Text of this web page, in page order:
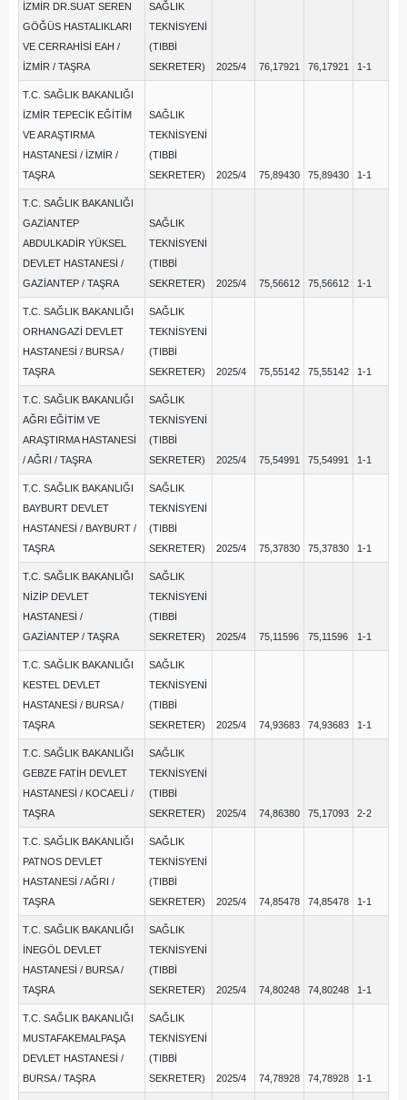
İZMİR DR.SUAT SEREN
GÖĞÜS HASTALIKLARI
VE CERRAHİSİ EAH /
İZMİR / TAŞRA
SAĞLIK
TEKNİSYENİ
(TIBBİ
SEKRETER)
2025/4 76,17921 76,17921 1-1
T.C. SAĞLIK BAKANLIĞI
İZMİR TEPECİK EĞİTİM
VE ARAŞTIRMA
HASTANESİ / İZMİR /
TAŞRA
SAĞLIK
TEKNİSYENİ
(TIBBİ
SEKRETER)
2025/4 75,89430 75,89430 1-1
T.C. SAĞLIK BAKANLIĞI
GAZİANTEP
ABDULKADİR YÜKSEL
DEVLET HASTANESİ /
GAZİANTEP / TAŞRA
SAĞLIK
TEKNİSYENİ
(TIBBİ
SEKRETER)
2025/4 75,56612 75,56612 1-1
T.C. SAĞLIK BAKANLIĞI
ORHANGAZİ DEVLET
HASTANESİ / BURSA /
TAŞRA
SAĞLIK
TEKNİSYENİ
(TIBBİ
SEKRETER)
2025/4 75,55142 75,55142 1-1
T.C. SAĞLIK BAKANLIĞI
AĞRI EĞİTİM VE
ARAŞTIRMA HASTANESİ
/ AĞRI / TAŞRA
SAĞLIK
TEKNİSYENİ
(TIBBİ
SEKRETER)
2025/4 75,54991 75,54991 1-1
T.C. SAĞLIK BAKANLIĞI
BAYBURT DEVLET
HASTANESİ / BAYBURT /
TAŞRA
SAĞLIK
TEKNİSYENİ
(TIBBİ
SEKRETER)
2025/4 75,37830 75,37830 1-1
T.C. SAĞLIK BAKANLIĞI
NİZİP DEVLET
HASTANESİ /
GAZİANTEP / TAŞRA
SAĞLIK
TEKNİSYENİ
(TIBBİ
SEKRETER)
2025/4 75,11596 75,11596 1-1
T.C. SAĞLIK BAKANLIĞI
KESTEL DEVLET
HASTANESİ / BURSA /
TAŞRA
SAĞLIK
TEKNİSYENİ
(TIBBİ
SEKRETER)
2025/4 74,93683 74,93683 1-1
T.C. SAĞLIK BAKANLIĞI
GEBZE FATİH DEVLET
HASTANESİ / KOCAELİ /
TAŞRA
SAĞLIK
TEKNİSYENİ
(TIBBİ
SEKRETER)
2025/4 74,86380 75,17093 2-2
T.C. SAĞLIK BAKANLIĞI
PATNOS DEVLET
HASTANESİ / AĞRI /
TAŞRA
SAĞLIK
TEKNİSYENİ
(TIBBİ
SEKRETER)
2025/4 74,85478 74,85478 1-1
T.C. SAĞLIK BAKANLIĞI
İNEGÖL DEVLET
HASTANESİ / BURSA /
TAŞRA
SAĞLIK
TEKNİSYENİ
(TIBBİ
SEKRETER)
2025/4 74,80248 74,80248 1-1
T.C. SAĞLIK BAKANLIĞI
MUSTAFAKEMALPAŞA
DEVLET HASTANESİ /
BURSA / TAŞRA
SAĞLIK
TEKNİSYENİ
(TIBBİ
SEKRETER)
2025/4 74,78928 74,78928 1-1